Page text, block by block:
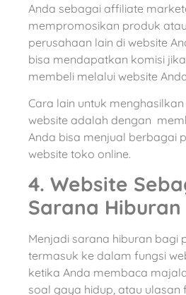
Anda sebagai affiliate
mempromosikan produk
perusahaan lain di website
bisa mendapatkan komisi
membeli melalui website
Cara lain untuk
website adalah dengan
Anda bisa menjual berbagai
website toko online.
4. Website
Sarana Hiburan
Menjadi sarana hiburan bagi
termasuk ke dalam fungsi
ketika Anda membaca
soal gaya hidup, atau ulasan